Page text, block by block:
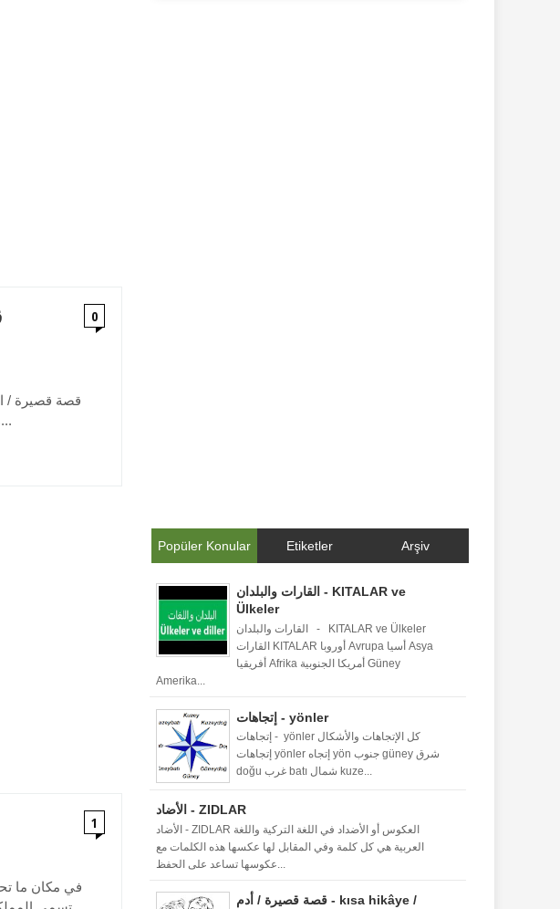
0
هناك امرأة عجوز تعيش في قرية جبلية في تركيا. هذه العجوز لد...
1
Popüler Konular Etiketler Arşiv
القارات والبلدان - KITALAR ve
Ülkeler
القارات والبلدان - KITALAR ve Ülkeler
القارات KITALAR أوروبا Avrupa أسيا Asya
أفريقيا Afrika أمريكا الجنوبية Güney
Amerika...
إتجاهات - yönler
إتجاهات - yönler كل الإتجاهات والأشكال
إتجاهات yönler إتجاه yön جنوب güney شرق
doğu غرب batı شمال kuze...
الأضاد - ZIDLAR
الأضاد - ZIDLAR العكوس أو الأضداد في اللغة التركية واللغة
العربية هي كل كلمة وفي المقابل لها عكسها هذه الكلمات مع
قصة قصيرة / أدم - kısa hikâye /